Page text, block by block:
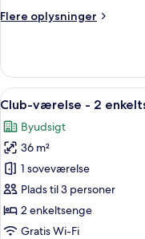
seng
ryger
(Sky
View)
Flere oplysninger
Flere
værelse
1
seng
ikke-
ryger
(Sky
View)
Indlæs
alle
billeder
af
Club-
værelse
-
2
8
Club-værelse - 2
Byudsigt
36 m²
1 soveværelse
Plads til 3 personer
2 enkeltsenge
Gratis Wi-Fi